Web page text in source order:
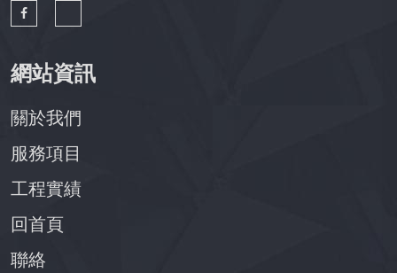
網站資訊
關於我們
服務項目
工程實績
回首頁
聯絡